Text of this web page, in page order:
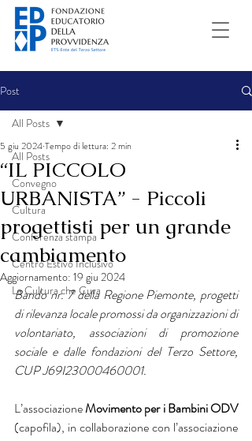
Post
All Posts
Convegno
Cultura
Conferenza stampa
Centro Estivo Inclusivo
La Cultura che Cura
All Posts
“IL PICCOLO
URBANISTA” - Piccoli
progettisti per un grande
cambiamento
5 giu 2024Tempo di lettura: 2 min
Aggiornamento: 19 giu 2024
Bando nr. 7 della Regione Piemonte, progetti
di rilevanza locale promossi da organizzazioni di
volontariato, associazioni di promozione
sociale e dalle fondazioni del Terzo Settore,
CUP J69I23000460001.
L’associazione Movimento per i Bambini ODV